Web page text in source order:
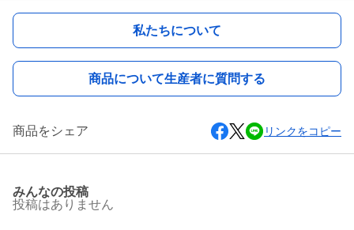
私たちについて
商品について生産者に質問する
商品をシェア リンクをコピー
みんなの投稿
投稿はありません